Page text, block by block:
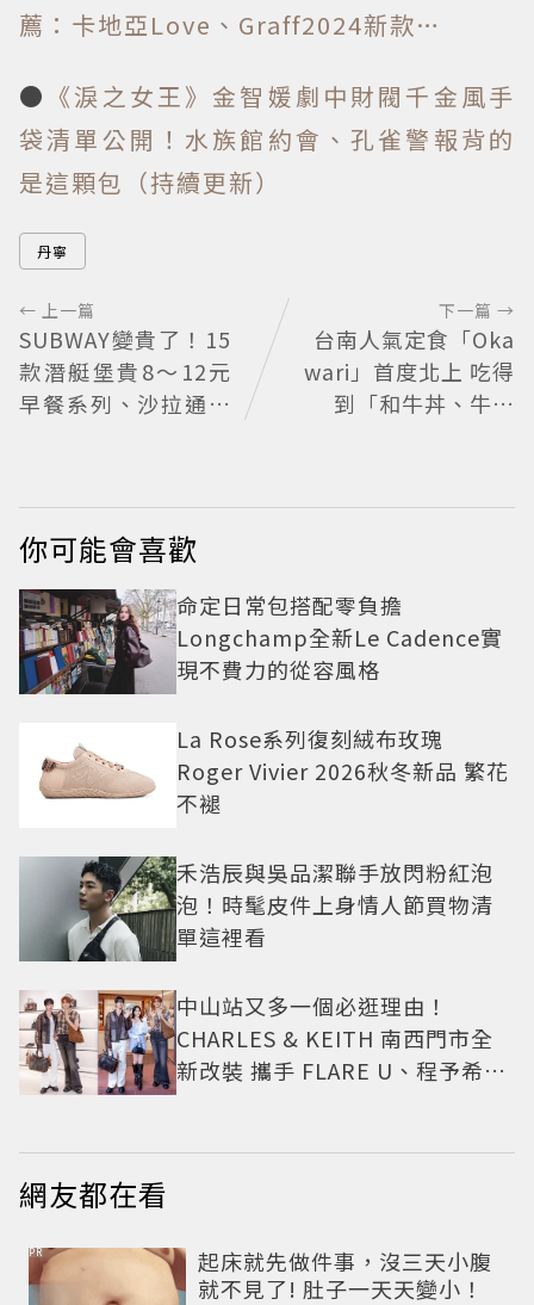
薦：卡地亞Love、Graff2024新款…
● 《淚之女王》金智媛劇中財閥千金風手
袋清單公開！水族館約會、孔雀警報背的
是這顆包（持續更新）
丹寧
← 上一篇
SUBWAY變貴了！15
款潛艇堡貴8～12元
早餐系列、沙拉通通
下一篇 →
台南人氣定食「Oka
wari」首度北上 吃得
到「和牛丼、牛排
你可能會喜歡
命定日常包搭配零負擔
Longchamp全新Le Cadence實
現不費力的從容風格
La Rose系列復刻絨布玫瑰
Roger Vivier 2026秋冬新品 繁花
不褪
禾浩辰與吳品潔聯手放閃粉紅泡
泡！時髦皮件上身情人節買物清
單這裡看
中山站又多一個必逛理由！
CHARLES & KEITH 南西門市全
新改裝 攜手 FLARE U、程予希演
網友都在看
起床就先做件事，沒三天小腹
就不見了! 肚子一天天變小！
PR